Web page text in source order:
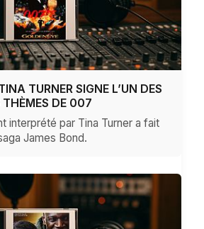
TURNER SIGNE L’UN DES
THÈMES DE 007
interprété par Tina Turner a fait
James Bond.